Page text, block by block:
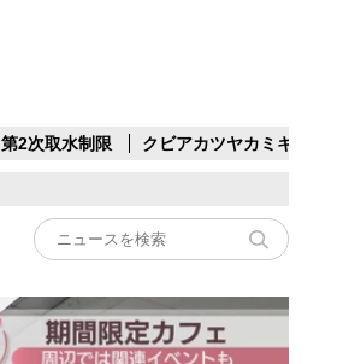
第2次取水制限 クビアカツヤカミキリ